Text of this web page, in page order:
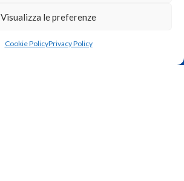
Visualizza le preferenze
Cookie PolicyPrivacy Policy